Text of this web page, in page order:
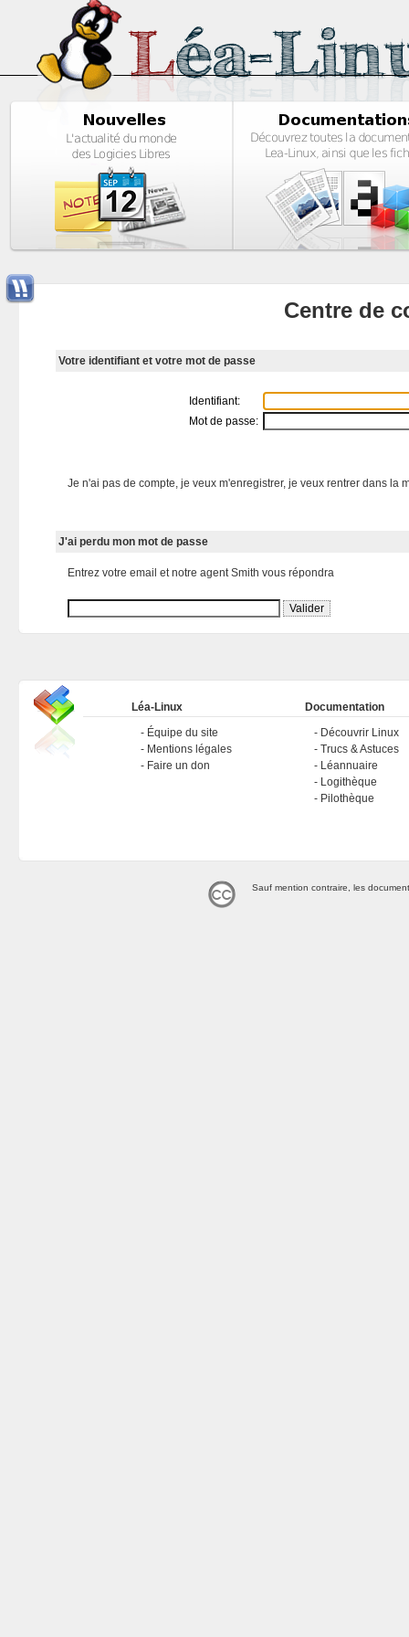
Centre de
Votre identifiant et votre mot de passe
Identifiant:
Mot de passe:
Je n'ai pas de compte, je veux m'enregistrer, je veux rentrer dans la
J'ai perdu mon mot de passe
Entrez votre email et notre agent Smith vous répondra
Léa-Linux
Équipe du site
Mentions légales
Faire un don
Documentation
Découvrir Linux
Trucs & Astuces
Léannuaire
Logithèque
Pilothèque
Sauf mention contraire, les